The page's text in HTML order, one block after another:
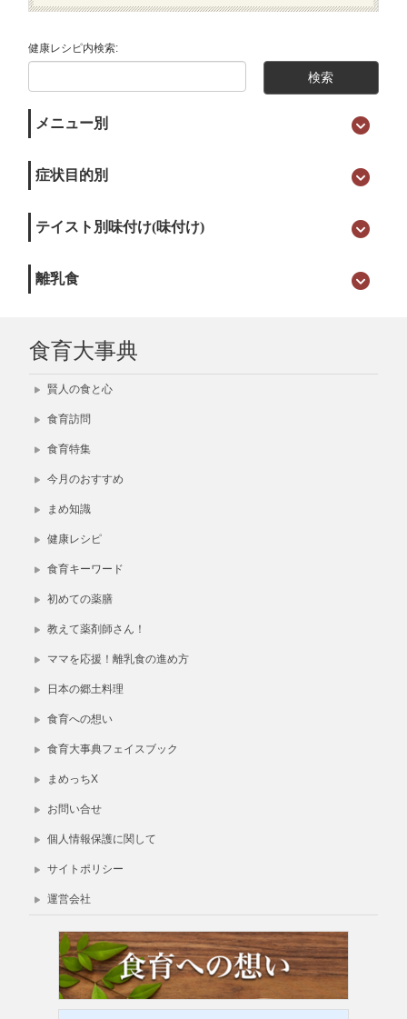
健康レシピ内検索:
メニュー別
症状目的別
テイスト別味付け(味付け)
離乳食
食育大事典
賢人の食と心
食育訪問
食育特集
今月のおすすめ
まめ知識
健康レシピ
食育キーワード
初めての薬膳
教えて薬剤師さん！
ママを応援！離乳食の進め方
日本の郷土料理
食育への想い
食育大事典フェイスブック
まめっちX
お問い合せ
個人情報保護に関して
サイトポリシー
運営会社